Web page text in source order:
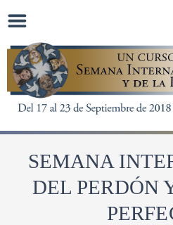
SEMANA
DEL PERDÓN